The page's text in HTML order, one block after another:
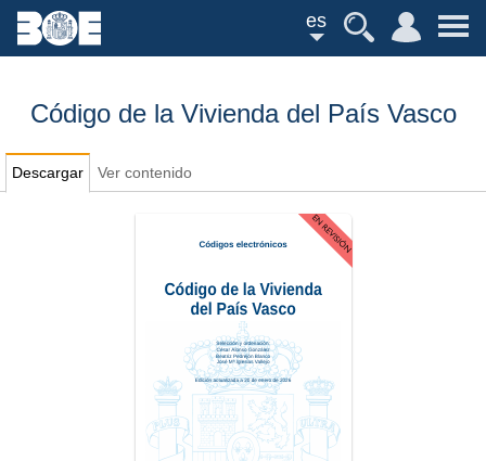
es
Código de la Vivienda del País Vasco
Descargar Ver contenido